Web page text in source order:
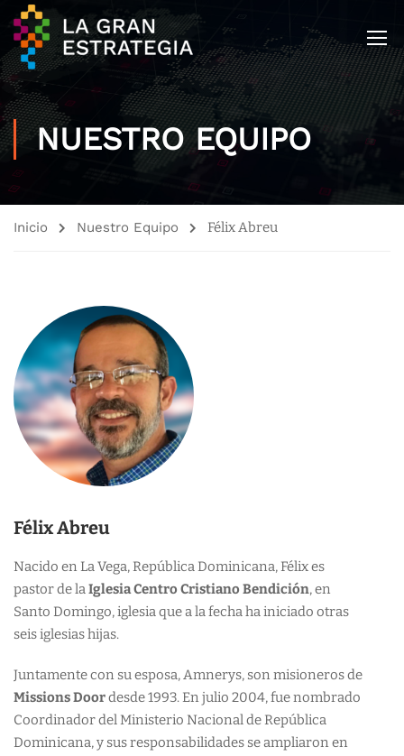
NUESTRO EQUIPO
Inicio Nuestro Equipo Félix Abreu
Félix Abreu
Nacido en La Vega, República Dominicana, Félix es
pastor de laIglesia Centro Cristiano Bendición, en
Santo Domingo, iglesia que a la fecha ha iniciado otras
seis iglesias hijas.
Juntamente con su esposa, Amnerys, son misioneros de
Missions Doordesde 1993. En julio 2004, fue nombrado
Coordinador del Ministerio Nacional de República
Dominicana, y sus responsabilidades se ampliaron en